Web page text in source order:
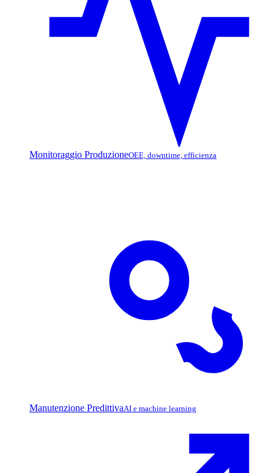
Monitoraggio ProduzioneOEE, downtime, efficienza
Manutenzione PredittivaAI e machine learning